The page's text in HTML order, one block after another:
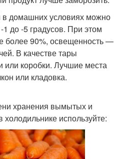
в домашних условиях можно
до -5 градусов. При этом
более 90%, освещенность —
В качестве тары
или коробки. Лучшие места
или кладовка.
хранения вымытых и
используйте: